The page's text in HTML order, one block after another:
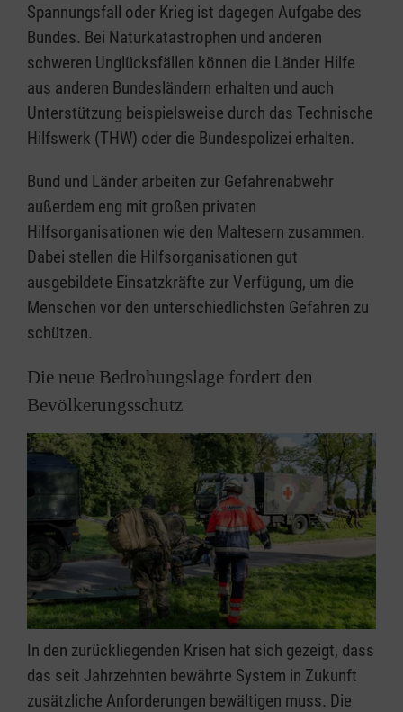
Spannungsfall oder Krieg ist dagegen Aufgabe des
Bundes. Bei Naturkatastrophen und anderen
schweren Unglücksfällen können die Länder Hilfe
aus anderen Bundesländern erhalten und auch
Unterstützung beispielsweise durch das Technische
Hilfswerk (THW) oder die Bundespolizei erhalten.
Bund und Länder arbeiten zur Gefahrenabwehr
außerdem eng mit großen privaten
Hilfsorganisationen wie den Maltesern zusammen.
Dabei stellen die Hilfsorganisationen gut
ausgebildete Einsatzkräfte zur Verfügung, um die
Menschen vor den unterschiedlichsten Gefahren zu
schützen.
Die neue Bedrohungslage fordert den
Bevölkerungsschutz
In den zurückliegenden Krisen hat sich gezeigt, dass
das seit Jahrzehnten bewährte System in Zukunft
zusätzliche Anforderungen bewältigen muss. Die